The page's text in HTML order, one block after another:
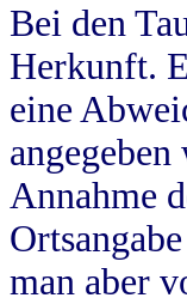
Bei den
Herkunft.
eine
Annahme
man aber